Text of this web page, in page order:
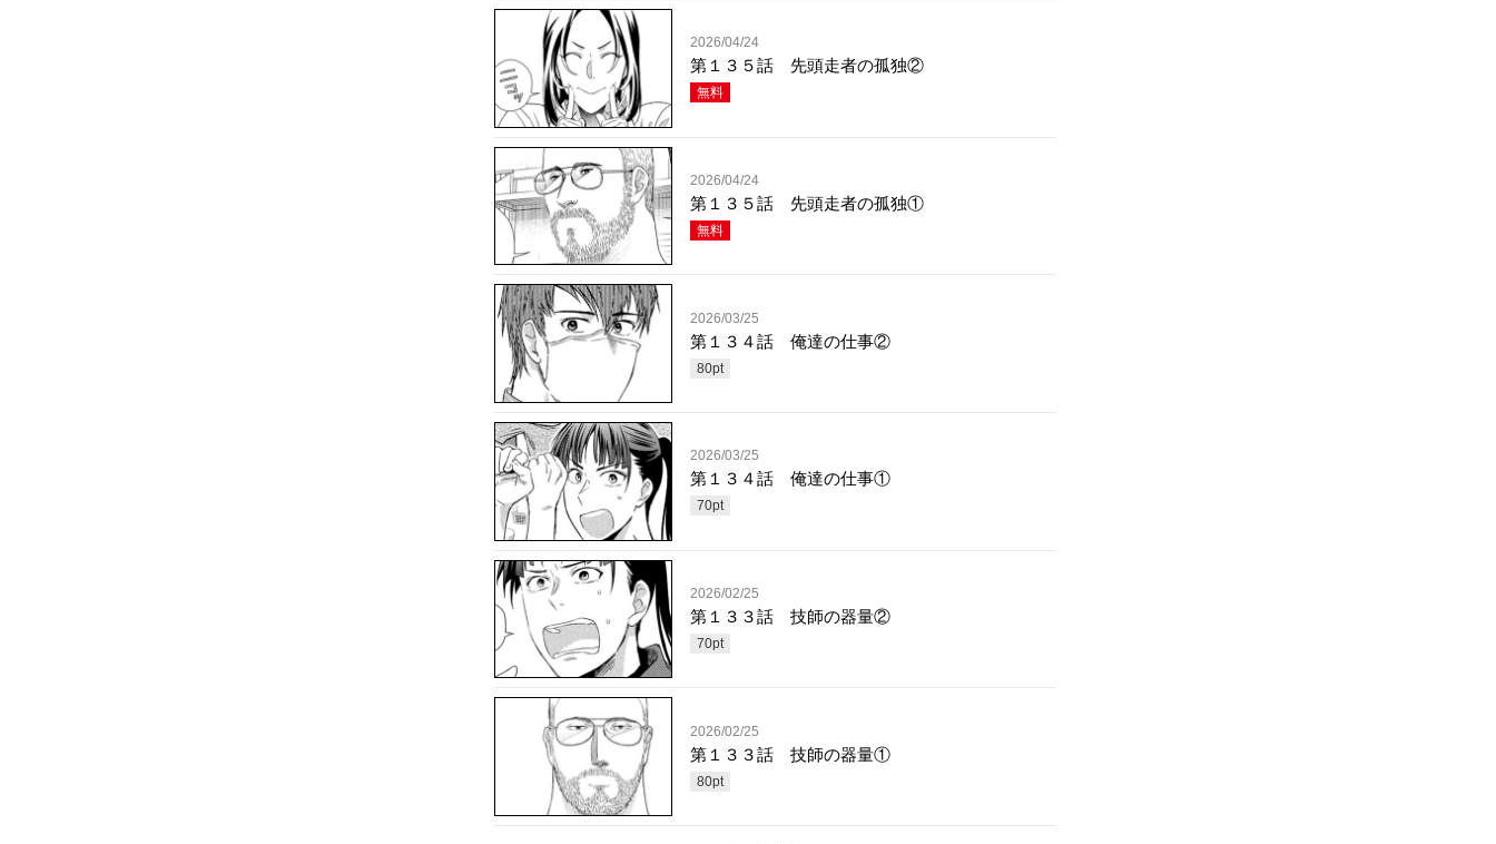
2026/04/24
第１３５話 先頭走者の孤独②
無料
2026/04/24
第１３５話 先頭走者の孤独①
無料
2026/03/25
第１３４話 俺達の仕事②
80pt
2026/03/25
第１３４話 俺達の仕事①
70pt
2026/02/25
第１３３話 技師の器量②
70pt
2026/02/25
第１３３話 技師の器量①
80pt